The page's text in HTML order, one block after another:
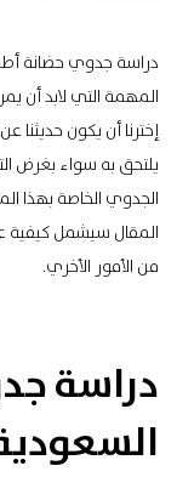
دراسة جدوي حضانة
المهمة التي لابد أن
إخترنا أن يكون
يلتحق به سواء بغرض
الجدوي الخاصة بهذا
المقال سيشمل كيفية
من الأمور الأخري.
دراسة